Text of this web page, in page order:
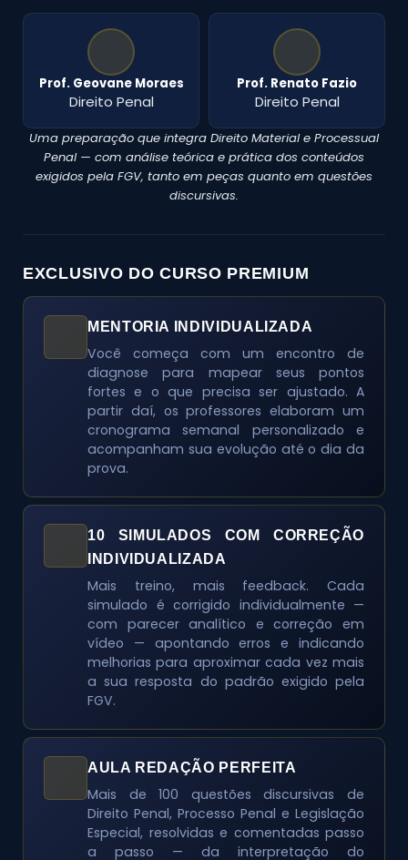
Prof. Geovane Moraes
Direito Penal
Prof. Renato Fazio
Direito Penal
Uma preparação que integra Direito Material e Processual
Penal — com análise teórica e prática dos conteúdos
exigidos pela FGV, tanto em peças quanto em questões
discursivas.
EXCLUSIVO DO CURSO PREMIUM
MENTORIA INDIVIDUALIZADA
Você começa com um encontro de
diagnose para mapear seus pontos
fortes e o que precisa ser ajustado. A
partir daí, os professores elaboram um
cronograma semanal personalizado e
acompanham sua evolução até o dia da
prova.
10 SIMULADOS COM CORREÇÃO
INDIVIDUALIZADA
Mais treino, mais feedback. Cada
simulado é corrigido individualmente —
com parecer analítico e correção em
vídeo — apontando erros e indicando
melhorias para aproximar cada vez mais
a sua resposta do padrão exigido pela
FGV.
AULA REDAÇÃO PERFEITA
Mais de 100 questões discursivas de
Direito Penal, Processo Penal e Legislação
Especial, resolvidas e comentadas passo
a passo — da interpretação do